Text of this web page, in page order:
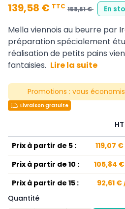
139,58 € TTC 158,61 € En
Mella viennois au beurre par
préparation spécialement
réalisation de petits pains
fantaisies. Lire la suite
Promotions : vous
Livraison gratuite
HT
Prix à partir de 5 : 119,07 €
Prix à partir de 10 : 105,84 €
Prix à partir de 15 : 92,61 €
Quantité